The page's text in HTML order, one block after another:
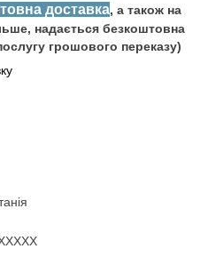
доставка, а також на
надається безкоштовна
грошового переказу)